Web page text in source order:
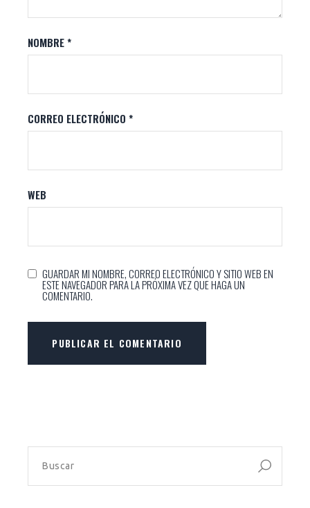
NOMBRE*
CORREO ELECTRÓNICO*
WEB
GUARDAR MI NOMBRE, CORREO ELECTRÓNICO Y SITIO WEB EN
ESTE NAVEGADOR PARA LA PRÓXIMA VEZ QUE HAGA UN
COMENTARIO.
PUBLICAR EL COMENTARIO